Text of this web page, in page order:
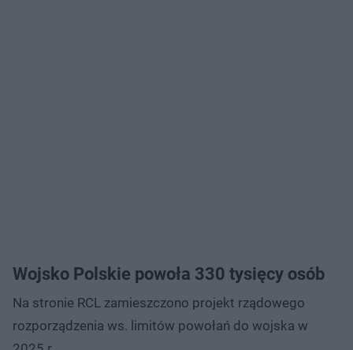
Wojsko Polskie powoła 330 tysięcy osób
Na stronie RCL zamieszczono projekt rządowego
rozporządzenia ws. limitów powołań do wojska w